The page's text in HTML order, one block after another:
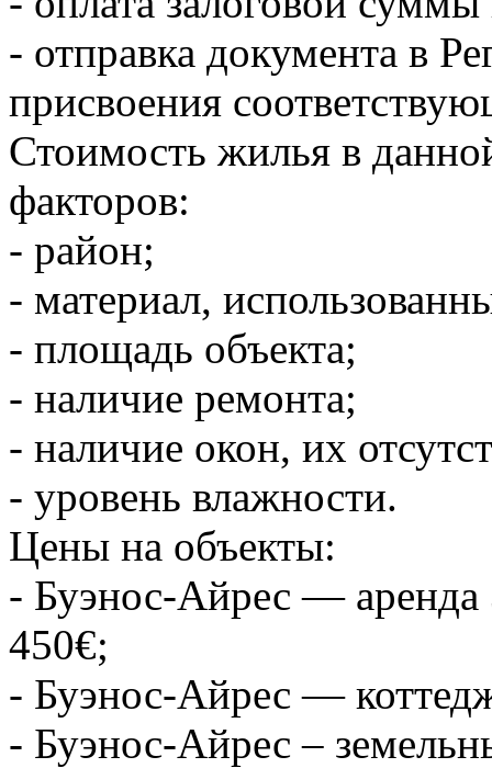
- отправка документа в
присвоения
Стоимость жилья в
факторов:
- район;
- материал,
- площадь объекта;
- наличие ремонта;
- наличие окон, их
- уровень влажности.
Цены на объекты:
- Буэнос-Айрес — аренда
450€;
- Буэнос-Айрес —
- Буэнос-Айрес –